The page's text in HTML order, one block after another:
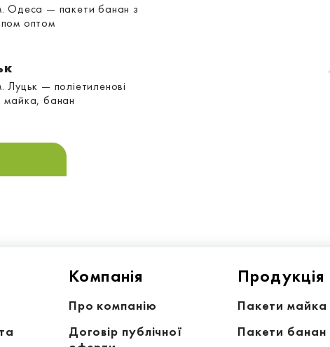
Одеса — пакети банан з
оптом
Луцьк — поліетиленові
майка, банан
Компанiя
Про компанію
Договір публічної
Продукція
Пакети майка
Пакети банан